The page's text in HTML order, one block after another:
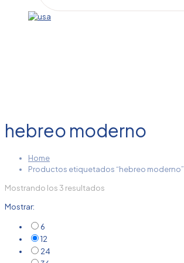
hebreo moderno
Home
Productos etiquetados “hebreo moderno”
Mostrando los 3 resultados
Mostrar:
6
12
24